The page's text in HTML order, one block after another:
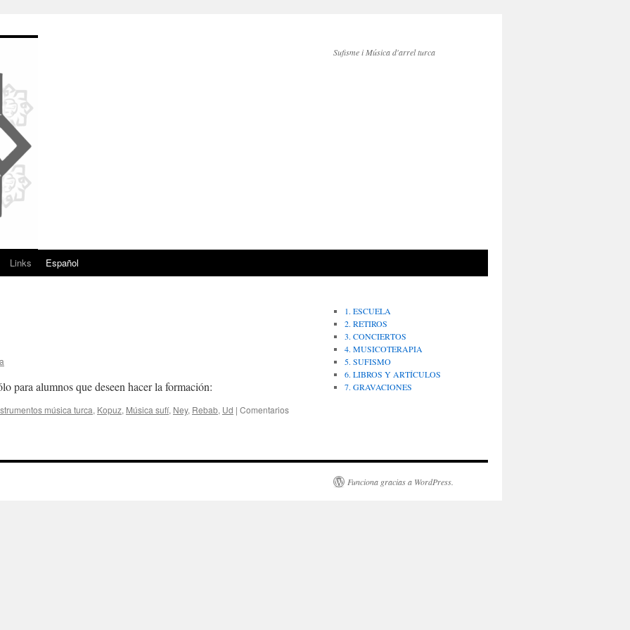
Sufisme i Música d'arrel turca
Links Español
para alumnos que deseen hacer la formación:
música turca, Kopuz, Música sufí, Ney, Rebab, Ud | Comentarios
1. ESCUELA
2. RETIROS
3. CONCIERTOS
4. MUSICOTERAPIA
5. SUFISMO
6. LIBROS Y ARTÍCULOS
7. GRAVACIONES
Funciona gracias a WordPress.